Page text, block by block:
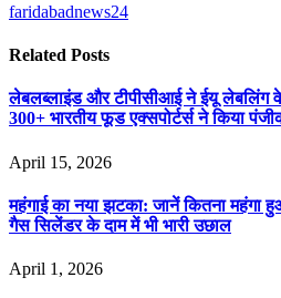
faridabadnews24
Related Posts
लेबलब्लाइंड और टीपीसीआई ने ईयू लेबलिंग
300+ भारतीय फूड एक्सपोर्टर्स ने किया
April 15, 2026
महंगाई का नया झटका: जानें कितना महंगा
गैस सिलेंडर के दाम में भी भारी उछाल
April 1, 2026